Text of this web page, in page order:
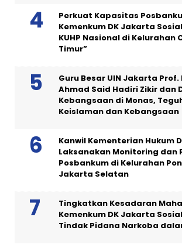
Perkuat Kapasitas
Kemenkum DK Jakarta
KUHP Nasional di Kelurahan
Timur”
Guru Besar UIN Jakarta Prof.
Ahmad Said Hadiri Zikir dan
Kebangsaan di Monas,
Keislaman dan Kebangsaan
Kanwil Kementerian Hukum
Laksanakan Monitoring dan
Posbankum di Kelurahan
Jakarta Selatan
Tingkatkan Kesadaran
Kemenkum DK Jakarta
Tindak Pidana Narkoba